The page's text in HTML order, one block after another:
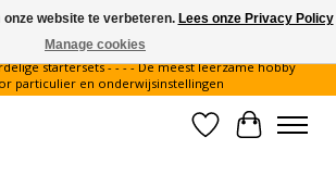
Nederland - - - - Legvoorbeelden gratis te
startersets - - - - De meest leerzame hobby
particulier en onderwijsinstellingen
Verlanglijst
website te verbeteren. Lees onze Privacy Policy
Manage cookies